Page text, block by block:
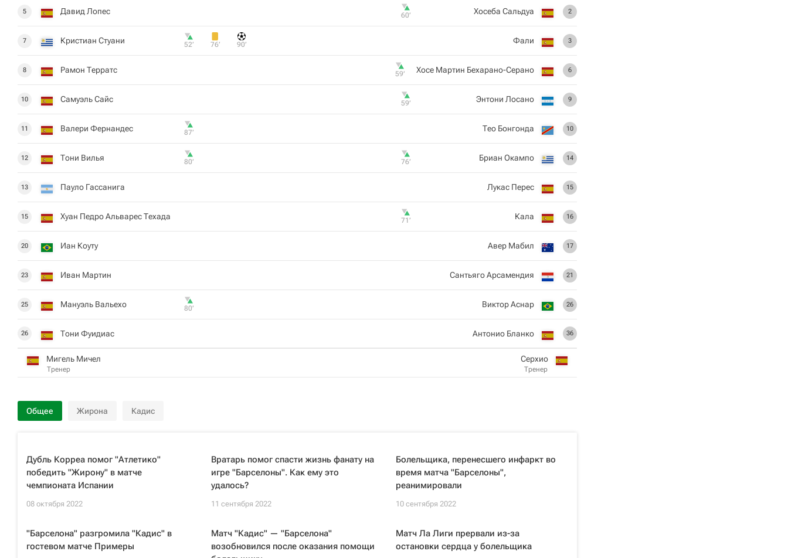
5 Давид Лопес
7 Кристиан Стуани 52‎’‎ 76‎’‎ 90‎’‎
8 Рамон Терратс
10 Самуэль Сайс
11 Валери Фернандес 87‎’‎
12 Тони Вилья 80‎’‎
13 Пауло Гассанига
15 Хуан Педро Альварес Техада
20 Иан Коуту
23 Иван Мартин
25 Мануэль Вальехо 80‎’‎
26 Тони Фуидиас
Мигель Мичел
Тренер
2
Хосеба Сальдуа
60‎’‎
3
Фали
6
Хосе Мартин Бехарано-Серано
59‎’‎
9
Энтони Лосано
59‎’‎
10
Тео Бонгонда
14
Бриан Окампо
76‎’‎
15
Лукас Перес
16
Кала
71‎’‎
17
Авер Мабил
21
Сантьяго Арсамендия
26
Виктор Аснар
36
Антонио Бланко
Серхио
Тренер
Общее Жирона Кадис
Дубль Корреа помог "Атлетико"
победить "Жирону" в матче
чемпионата Испании
08 октября 2022
Вратарь помог спасти жизнь фанату на
игре "Барселоны". Как ему это
удалось?
11 сентября 2022
Болельщика, перенесшего инфаркт во
время матча "Барселоны",
реанимировали
10 сентября 2022
"Барселона" разгромила "Кадис" в
гостевом матче Примеры
Матч "Кадис" — "Барселона"
возобновился после оказания помощи
Матч Ла Лиги прервали из-за
остановки сердца у болельщика